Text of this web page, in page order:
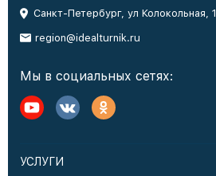
Санкт-Петербург, ул Колокольная, 1
region@idealturnik.ru
Мы в социальных сетях:
УСЛУГИ